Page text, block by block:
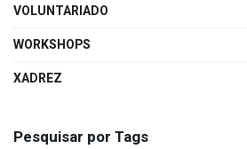
VOLUNTARIADO
WORKSHOPS
XADREZ
Pesquisar por Tags